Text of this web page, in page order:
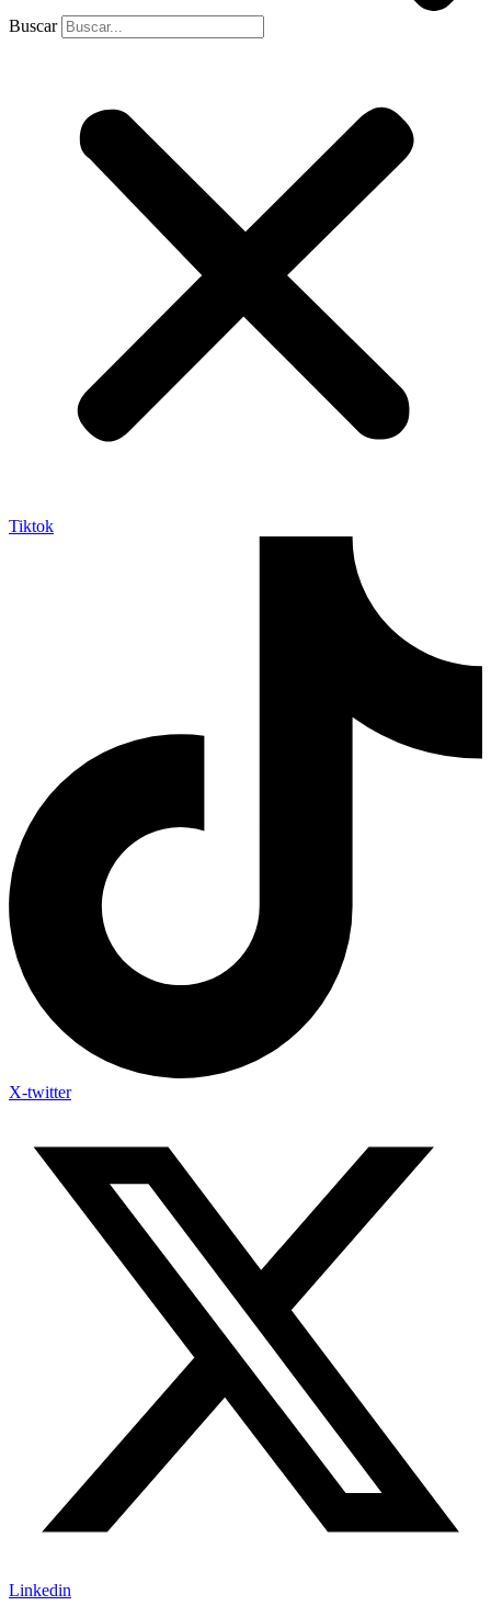
Buscar
Tiktok
X-twitter
Linkedin